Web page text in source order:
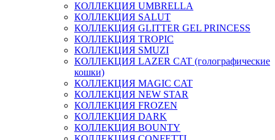
КОЛЛЕКЦИЯ UMBRELLA
КОЛЛЕКЦИЯ SALUT
КОЛЛЕКЦИЯ GLITTER GEL PRINCESS
КОЛЛЕКЦИЯ TROPIC
КОЛЛЕКЦИЯ SMUZI
КОЛЛЕКЦИЯ LAZER CAT (голографические
кошки)
КОЛЛЕКЦИЯ MAGIC CAT
КОЛЛЕКЦИЯ NEW STAR
КОЛЛЕКЦИЯ FROZEN
КОЛЛЕКЦИЯ DARK
КОЛЛЕКЦИЯ BOUNTY